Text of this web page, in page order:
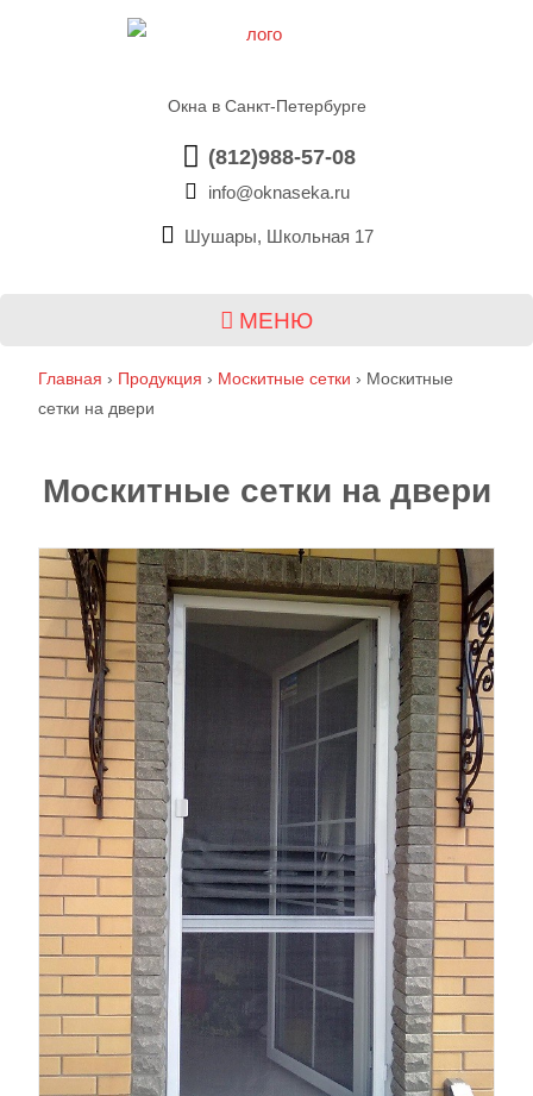
Окна в Санкт-Петербурге
(812)988-57-08
info@oknaseka.ru
Шушары, Школьная 17
МЕНЮ
Главная › Продукция › Москитные сетки › Москитные
сетки на двери
Москитные сетки на двери